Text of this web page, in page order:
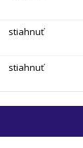
stiahnuť
stiahnuť